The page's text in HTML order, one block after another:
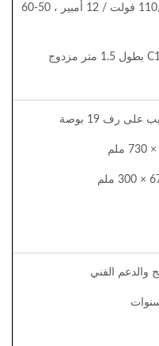
مدخل تيار متردد: 110/220 فولت / 12 أمبير ، 50-60